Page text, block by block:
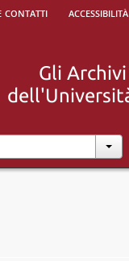
contatti accessibilità